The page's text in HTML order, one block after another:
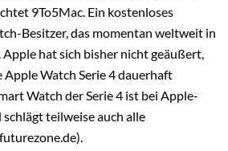
9To5Mac. Ein kostenloses
Besitzer, das momentan weltweit in
hat sich bisher nicht geäußert,
Apple Watch Serie 4 dauerhaft
Watch der Serie 4 ist bei Apple-
teilweise auch alle